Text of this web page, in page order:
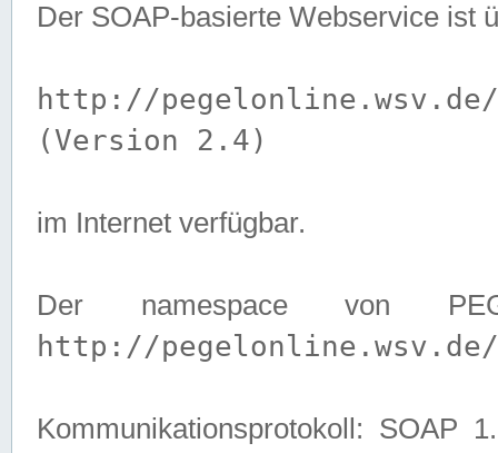
Der SOAP-basierte Webservice ist
http://pegelonline.wsv.de/
(Version 2.4)
im Internet verfügbar.
Der namespace von
http://pegelonline.wsv.de/
Kommunikationsprotokoll: SOAP